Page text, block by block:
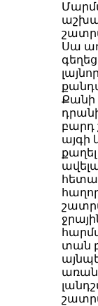
Սա
Քանի
բարդ
այգի
տան